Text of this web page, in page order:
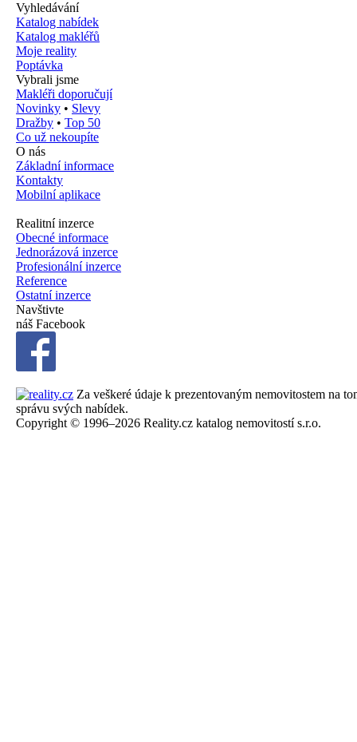
Vyhledávání
Katalog nabídek
Katalog makléřů
Moje reality
Poptávka
Vybrali jsme
Makléři doporučují
Novinky • Slevy
Dražby • Top 50
Co už nekoupíte
O nás
Základní informace
Kontakty
Mobilní aplikace
Realitní inzerce
Obecné informace
Jednorázová inzerce
Profesionální inzerce
Reference
Ostatní inzerce
Navštivte
náš Facebook
Za veškeré údaje k prezentovaným nemovitostem na
správu svých nabídek.
Copyright © 1996–2026 Reality.cz katalog nemovitostí s.r.o.